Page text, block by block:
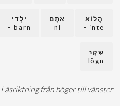
הֲלוֹא
inte -
אַתֶּם
ni
יִלְדֵי
barn -
שָׁקֶר
lögn
Läsriktning från höger till vänster